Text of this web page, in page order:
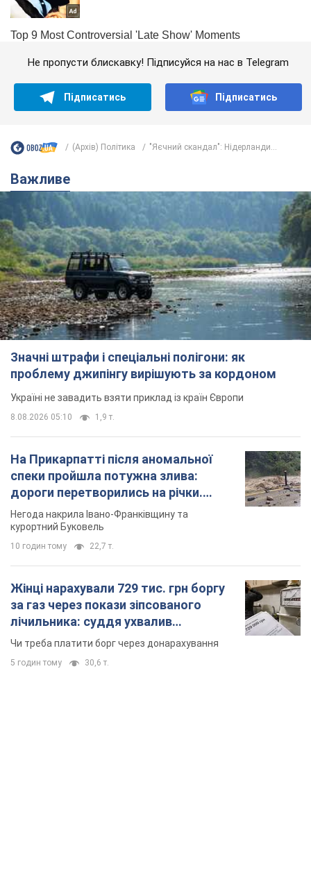
Не пропусти блискавку! Підписуйся на нас в Telegram
Підписатись Підписатись
(Архів) Політика "Яєчний скандал": Нідерланди...
Важливе
Значні штрафи і спеціальні полігони: як
проблему джипінгу вирішують за кордоном
Україні не завадить взяти приклад із країн Європи
8.08.2026 05:10 1,9 т.
На Прикарпатті після аномальної
спеки пройшла потужна злива:
дороги перетворились на річки.
Відео
Негода накрила Івано-Франківщину та
курортний Буковель
10 годин тому 22,7 т.
Жінці нарахували 729 тис. грн боргу
за газ через покази зіпсованого
лічильника: суддя ухвалив
неочікуване рішення
Чи треба платити борг через донарахування
5 годин тому 30,6 т.